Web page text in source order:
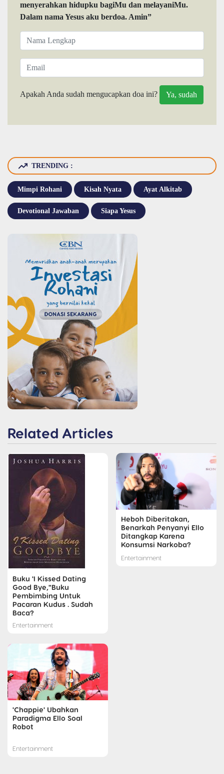
menyerahkan hidupku bagiMu dan melayaniMu.
Dalam nama Yesus aku berdoa. Amin”
Apakah Anda sudah mengucapkan doa ini?
TRENDING :
Mimpi Rohani Kisah Nyata Ayat Alkitab
Devotional Jawaban Siapa Yesus
Related Articles
Buku 'I Kissed Dating
Good Bye,"Buku
Pembimbing Untuk
Pacaran Kudus . Sudah
Baca?
Entertainment
Heboh Diberitakan,
Benarkah Penyanyi Ello
Ditangkap Karena
Konsumsi Narkoba?
Entertainment
'Chappie' Ubahkan
Paradigma Ello Soal
Robot
Entertainment